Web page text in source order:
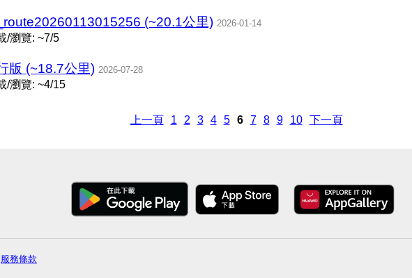
(~20.1公里) 2026-01-14
/瀏覽: ~7/5
版 (~18.7公里) 2026-07-28
/瀏覽: ~4/15
上一頁 1 2 3 4 5 6 7 8 9 10 下一頁
服務條款